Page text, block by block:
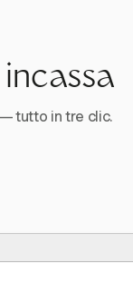
tutto in tre clic.